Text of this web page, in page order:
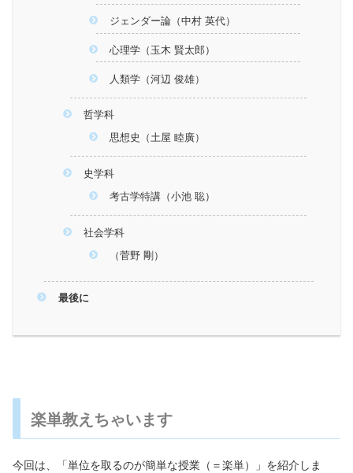
ジェンダー論（中村 英代）
心理学（玉木 賢太郎）
人類学（河辺 俊雄）
哲学科
思想史（土屋 睦廣）
史学科
考古学特講（小池 聡）
社会学科
（菅野 剛）
最後に
楽単教えちゃいます
今回は、「単位を取るのが簡単な授業（＝楽単）」を紹介しま